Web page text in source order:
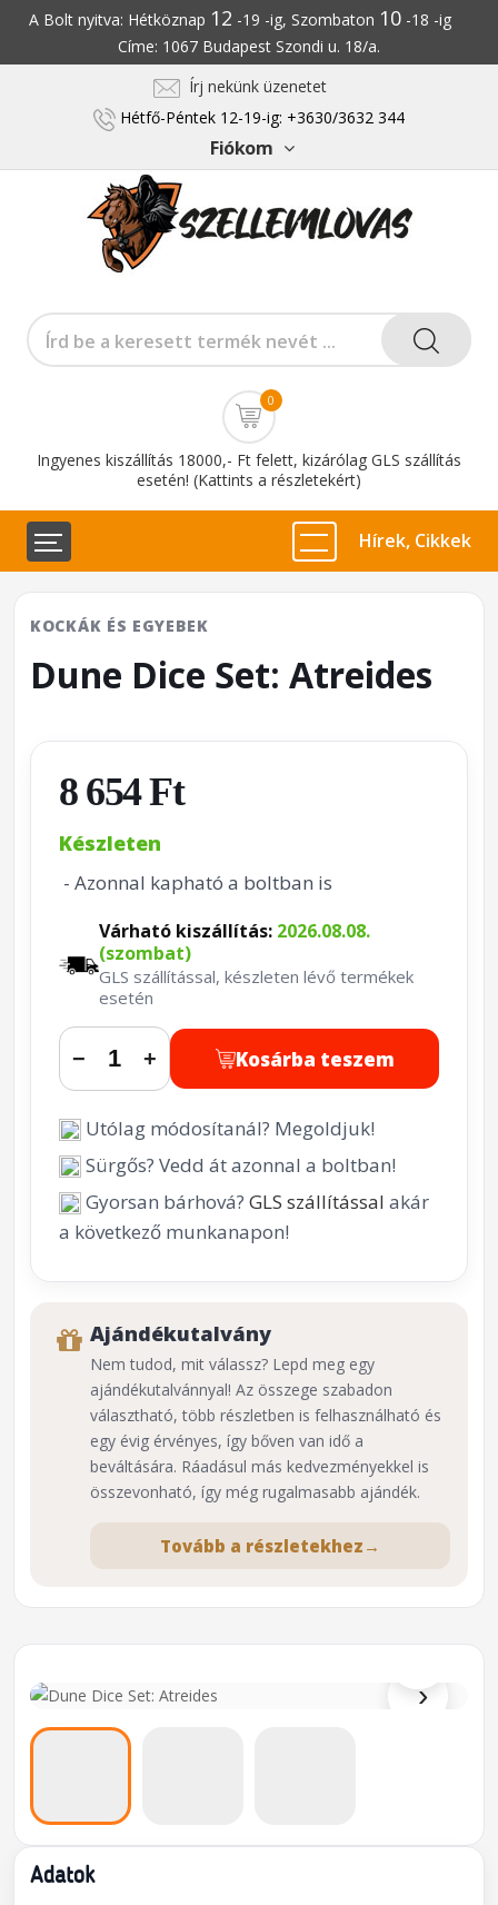
A Bolt nyitva: Hétköznap 12 -19 -ig, Szombaton 10-18 -ig
Címe: 1067 Budapest Szondi u. 18/a.
Írj nekünk üzenetet
Hétfő-Péntek 12-19-ig: +3630/3632 344
Fiókom
0
Ingyenes kiszállítás 18000,- Ft felett, kizárólag GLS szállítás
esetén! (Kattints a részletekért)
Hírek, Cikkek
›
⌕
Adatok
KOCKÁK ÉS EGYEBEK
Dune Dice Set: Atreides
8 654 Ft
Készleten
- Azonnal kapható a boltban is
Várható kiszállítás: 2026.08.08.
(szombat)
GLS szállítással, készleten lévő termékek
esetén
− + Kosárba teszem
Utólag módosítanál? Megoldjuk!
Sürgős? Vedd át azonnal a boltban!
Gyorsan bárhová? GLS szállítással akár
a következő munkanapon!
Ajándékutalvány
Nem tudod, mit válassz? Lepd meg egy
ajándékutalvánnyal! Az összege szabadon
választható, több részletben is felhasználható és
egy évig érvényes, így bőven van idő a
beváltására. Ráadásul más kedvezményekkel is
összevonható, így még rugalmasabb ajándék.
Tovább a részletekhez →